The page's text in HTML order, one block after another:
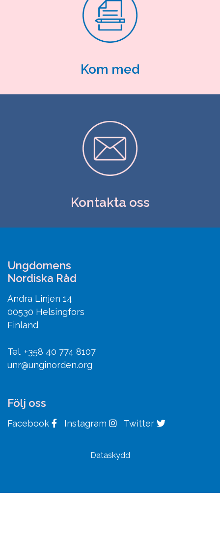
Kom med
Kontakta oss
Ungdomens
Nordiska Råd
Andra Linjen 14
00530 Helsingfors
Finland
Tel. +358 40 774 8107
unr@unginorden.org
Följ oss
Facebook Instagram Twitter
Dataskydd